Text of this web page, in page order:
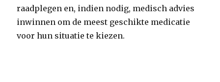
raadplegen en, indien nodig, medisch advies
inwinnen om de meest geschikte medicatie
voor hun situatie te kiezen.